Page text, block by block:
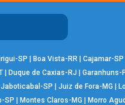
SP | Boa Vista-RR | Cajamar-SP
| Duque de Caxias-RJ | Garanhuns-
Jaboticabal-SP | Juiz de Fora-MG |
SP | Montes Claros-MG | Morro